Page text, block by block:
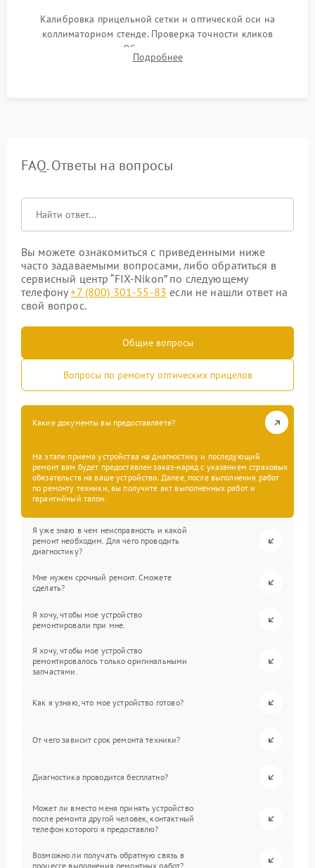
Калибровка прицельной сетки и оптической оси на
коллиматорном стенде. Проверка точности кликов
механизма поправок. Обязательное испытание прицела на
ударном стенде для проверки устойчивости к отдаче и
Подробнее
FAQ. Ответы на вопросы
Вы можете ознакомиться с приведенными ниже
часто задаваемыми вопросами, либо обратиться в
сервисный центр “FIX-Nikon” по следующему
телефону+7 (800) 301-55-83 если не нашли ответ на
свой вопрос.
Общие вопросы
Вопросы по ремонту оптических прицелов
Какие документы вы предоставляете?
На этапе приема устройства на диагностику и последующий
ремонт вам будет предоставлен заказ-наряд с указанием страховых
обязательств на ваше устройство. Далее, после выполнения работ
по ремонту техники, вы получите акт выполненных работ и
гарантийный талон.
Я уже знаю в чем неисправность и какой
ремонт необходим. Для чего проводить
диагностику?
Мне нужен срочный ремонт. Сможете
сделать?
Я хочу, чтобы мое устройство
ремонтировали при мне.
Я хочу, чтобы мое устройство
ремонтировалось только оригинальными
запчастями.
Как я узнаю, что мое устройство готово?
От чего зависит срок ремонта техники?
Диагностика проводится бесплатно?
Может ли вместо меня принять устройство
после ремонта другой человек, контактный
телефон которого я предоставлю?
Возможно ли получать обратную связь в
процессе выполнения ремонтных работ?